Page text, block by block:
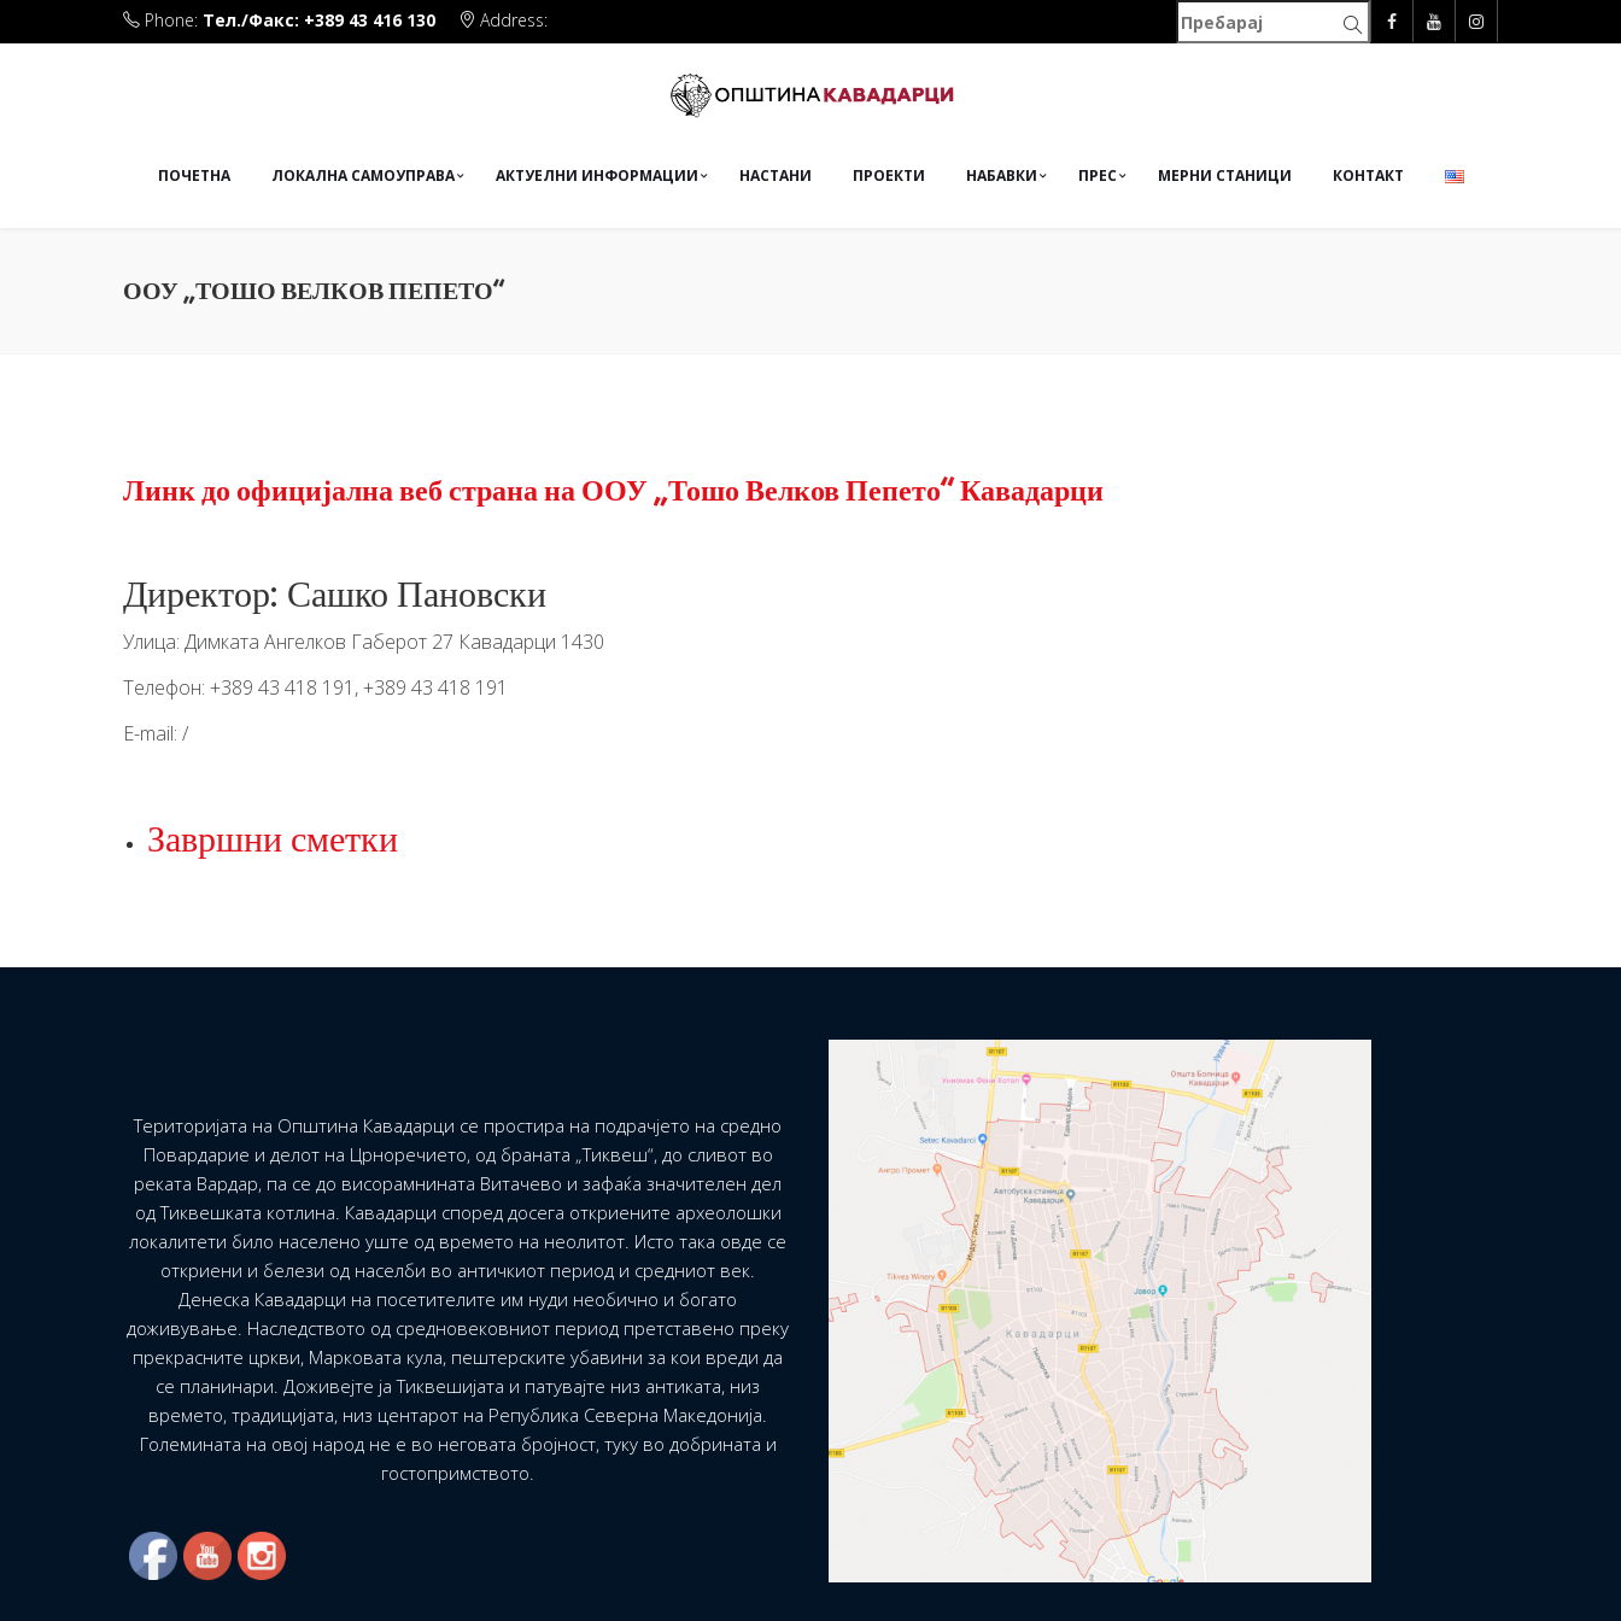
Phone: Тел./Факс: +389 43 416 130 Address:
ПОЧЕТНА ЛОКАЛНА САМОУПРАВА АКТУЕЛНИ ИНФОРМАЦИИ НАСТАНИ ПРОЕКТИ НАБАВКИ ПРЕС МЕРНИ СТАНИЦИ КОНТАКТ
ООУ „ТОШО ВЕЛКОВ ПЕПЕТО“
Линк до официјална веб страна на ООУ „Тошо Велков Пепето“ Кавадарци
Директор: Сашко Пановски
Улица: Димката Ангелков Габерот 27 Кавадарци 1430
Телефон: +389 43 418 191, +389 43 418 191
E-mail: /
Завршни сметки
Територијата на Општина Кавадарци се простира на подрачјето на средно
Повардарие и делот на Црноречието, од браната „Тиквеш“, до сливот во
реката Вардар, па се до висорамнината Витачево и зафаќа значителен дел
од Тиквешката котлина. Кавадарци според досега откриените археолошки
локалитети било населено уште од времето на неолитот. Исто така овде се
откриени и белези од населби во античкиот период и средниот век.
Денеска Кавадарци на посетителите им нуди необично и богато
доживување. Наследството од средновековниот период претставено преку
прекрасните цркви, Марковата кула, пештерските убавини за кои вреди да
се планинари. Доживејте ја Тиквешијата и патувајте низ антиката, низ
времето, традицијата, низ центарот на Република Северна Македонија.
Големината на овој народ не е во неговата бројност, туку во добрината и
гостопримството.